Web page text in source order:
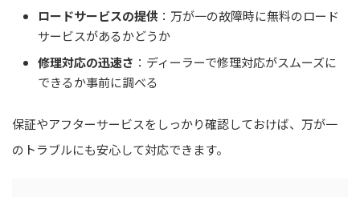
ロードサービスの提供 ：万が一の故障時に無料のロード
サービスがあるかどうか
修理対応の迅速さ ：ディーラーで修理対応がスムーズに
できるか事前に調べる
保証やアフターサービスをしっかり確認しておけば、万が一
のトラブルにも安心して対応できます。